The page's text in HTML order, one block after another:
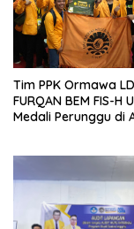
Tim PPK Ormawa
FURQAN BEM FIS-H
Medali Perunggu di